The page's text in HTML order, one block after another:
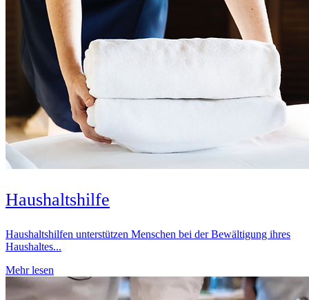
Haushaltshilfe
Haushaltshilfen unterstützen Menschen bei der Bewältigung ihres
Haushaltes...
Mehr lesen